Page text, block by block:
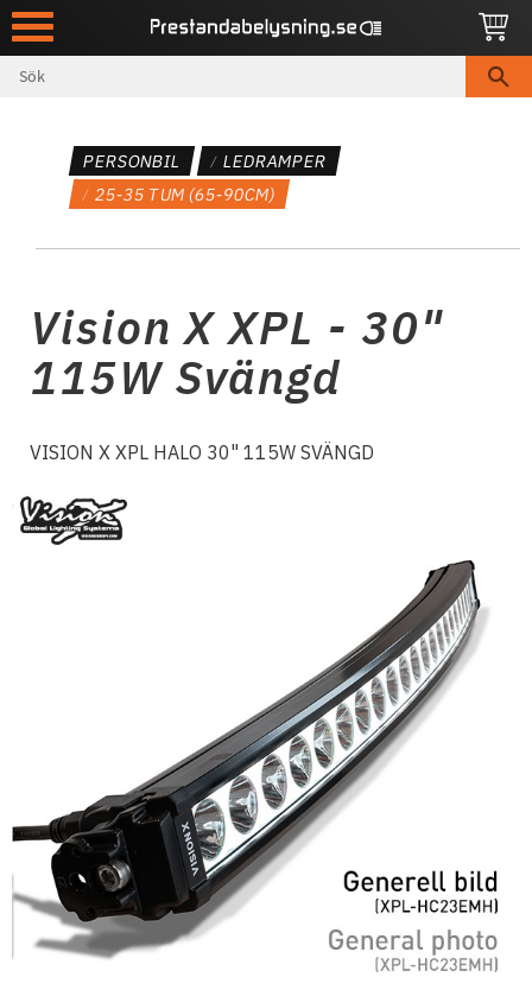
Meny
PERSONBIL
LEDRAMPER
25-35 TUM (65-90CM)
Vision X XPL - 30"
115W Svängd
VISION X XPL HALO 30" 115W SVÄNGD